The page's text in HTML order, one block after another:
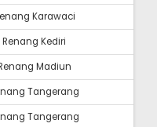
Karawaci
Kediri
Madiun
Tangerang
Tangerang